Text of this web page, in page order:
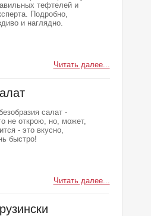
тефтелей и
Подробно,
и наглядно.
Читать далее...
салат -
не открою, но, может,
- это вкусно,
быстро!
Читать далее...